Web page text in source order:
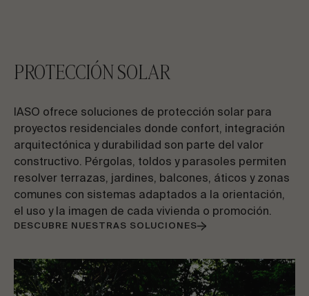
PROTECCIÓN SOLAR
IASO ofrece soluciones de protección solar para
proyectos residenciales donde confort, integración
arquitectónica y durabilidad son parte del valor
constructivo. Pérgolas, toldos y parasoles permiten
resolver terrazas, jardines, balcones, áticos y zonas
comunes con sistemas adaptados a la orientación,
el uso y la imagen de cada vivienda o promoción.
DESCUBRE NUESTRAS SOLUCIONES